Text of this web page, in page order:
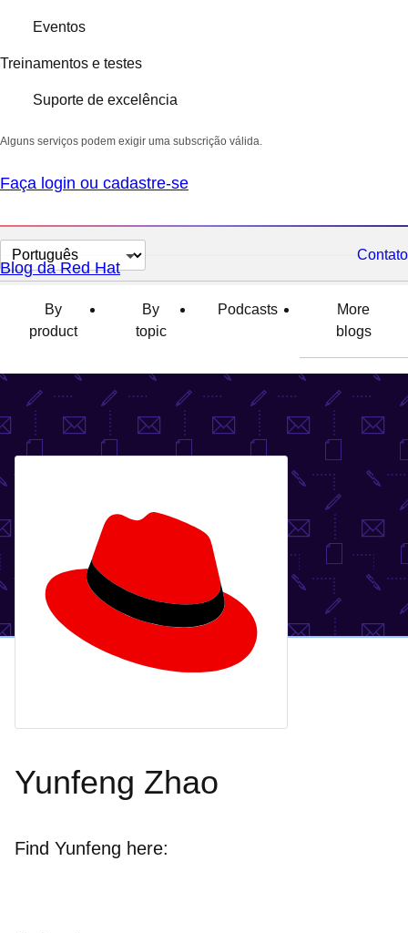
Eventos
Treinamentos e testes
Suporte de excelência
Alguns serviços podem exigir uma subscrição válida.
Faça login ou cadastre-se
Selecionar
idioma
Contato
Blog da Red Hat
By
product
By
topic
Podcasts
More
blogs
Yunfeng Zhao
Find Yunfeng here: